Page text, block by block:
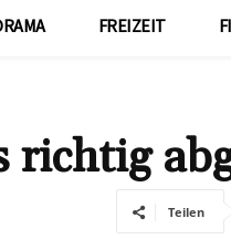
FREIZEIT
richtig
Teilen